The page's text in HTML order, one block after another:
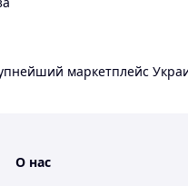
маркетплейс
О нас